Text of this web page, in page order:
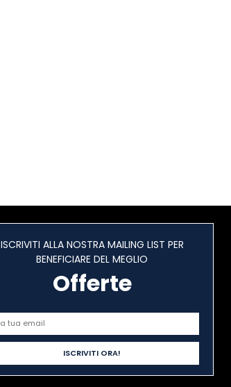
ISCRIVITI ALLA NOSTRA MAILING LIST PER
BENEFICIARE DEL MEGLIO
Offerte